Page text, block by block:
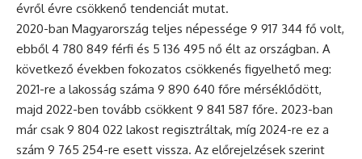
évről évre csökkenő tendenciát mutat.
2020-ban Magyarország teljes népessége 9 917 344 fő volt,
ebből 4 780 849 férfi és 5 136 495 nő élt az országban. A
következő években fokozatos csökkenés figyelhető meg:
2021-re a lakosság száma 9 890 640 főre mérséklődött,
majd 2022-ben tovább csökkent 9 841 587 főre. 2023-ban
már csak 9 804 022 lakost regisztráltak, míg 2024-re ez a
szám 9 765 254-re esett vissza. Az előrejelzések szerint